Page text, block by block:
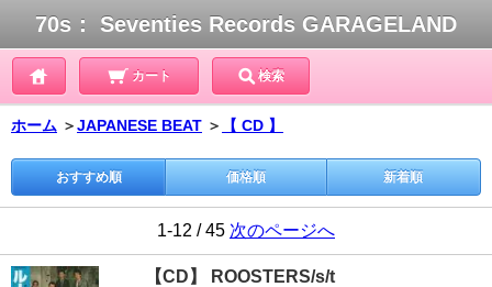
70s： Seventies Records GARAGELAND
カート 検索
ホーム ＞JAPANESE BEAT ＞ 【 CD 】
おすすめ順 価格順 新着順
1-12 / 45 次のページへ
【CD】 ROOSTERS/s/t